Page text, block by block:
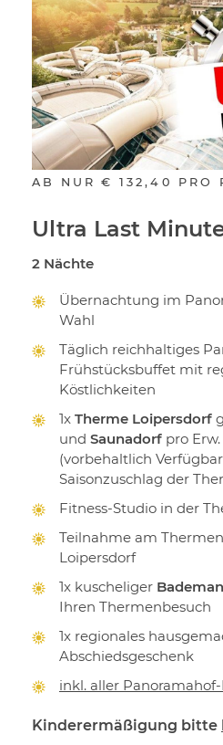
AB NUR€ 132,40 PRO
Ultra Last
2 Nächte
Übernachtung im
Wahl
Täglich reichhaltiges
Frühstücksbuffet mit
Köstlichkeiten
1x Therme Loipersdorf
und Saunadorf pro Erw.
(vorbehaltlich
Saisonzuschlag der
Fitness-Studio in der
Teilnahme am
Loipersdorf
1x kuscheliger
Ihren Thermenbesuch
1x regionales
Abschiedsgeschenk
inkl. aller
Kinderermäßigung bitte